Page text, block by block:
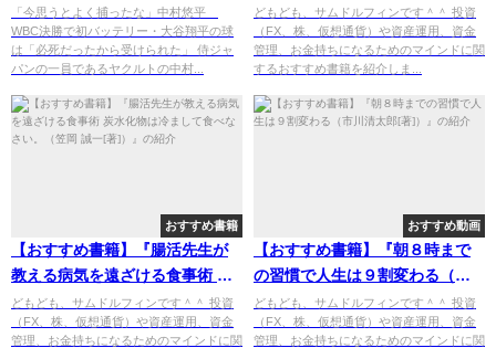
よく捕ったな」
「今思うとよく捕ったな」中村悠平
WBC決勝で初バッテリー・大谷翔平の球
は「必死だったから受けられた」 侍ジャ
パンの一員であるヤクルトの中村...
想を学ぶのか 史上最高のビジネ
ス教養「老子」「論語」「禅」
で激変する時代を生き残れ（田
どもども、サムドルフィンです＾＾ 投資
（FX、株、仮想通貨）や資産運用、資金
管理、お金持ちになるためのマインドに関
するおすすめ書籍を紹介しま...
おすすめ書籍
【おすすめ書籍】『腸活先生が
教える病気を遠ざける食事術 炭
水化物は冷まして食べなさい。
（笠岡 誠一[著]）』の紹介
どもども、サムドルフィンです＾＾ 投資
（FX、株、仮想通貨）や資産運用、資金
管理、お金持ちになるためのマインドに関
おすすめ動画
【おすすめ書籍】『朝８時まで
の習慣で人生は９割変わる（市
川清太郎[著]）』の紹介
どもども、サムドルフィンです＾＾ 投資
（FX、株、仮想通貨）や資産運用、資金
管理、お金持ちになるためのマインドに関